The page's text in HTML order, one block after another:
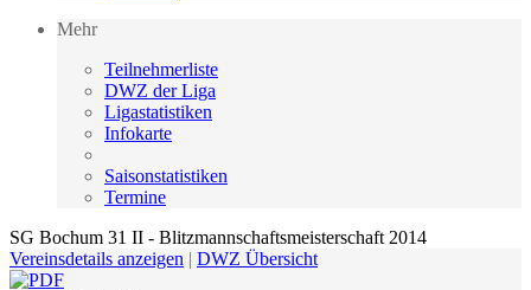
Mehr
Teilnehmerliste
DWZ der Liga
Ligastatistiken
Infokarte
Saisonstatistiken
Termine
SG Bochum 31 II - Blitzmannschaftsmeisterschaft 2014
Vereinsdetails anzeigen | DWZ Übersicht